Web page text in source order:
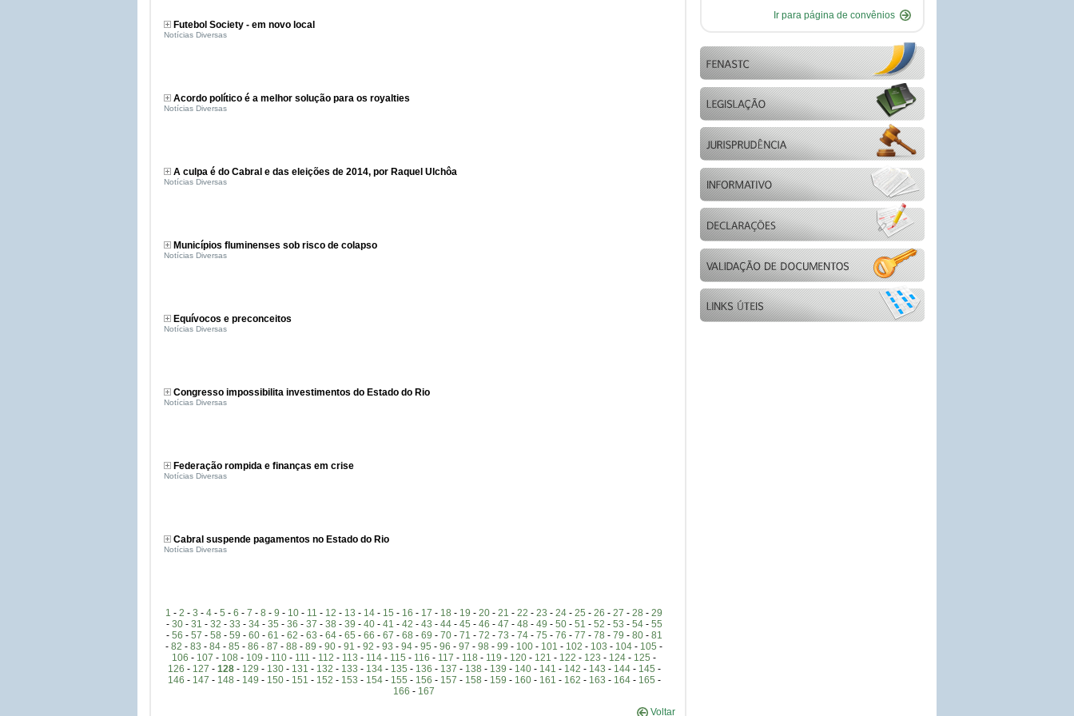
Futebol Society - em novo local
Notícias Diversas
Acordo político é a melhor solução para os royalties
Notícias Diversas
A culpa é do Cabral e das eleições de 2014, por Raquel Ulchôa
Notícias Diversas
Municípios fluminenses sob risco de colapso
Notícias Diversas
Equívocos e preconceitos
Notícias Diversas
Congresso impossibilita investimentos do Estado do Rio
Notícias Diversas
Federação rompida e finanças em crise
Notícias Diversas
Cabral suspende pagamentos no Estado do Rio
Notícias Diversas
1 - 2 - 3 - 4 - 5 - 6 - 7 - 8 - 9 - 10 - 11 - 12 - 13 - 14 - 15 - 16 - 17 - 18 - 19 - 20 - 21 - 22 - 23 - 24 - 25 - 26 - 27 - 28 - 29
- 30- 31 - 32 - 33 - 34- 35 - 36 - 37 - 38 - 39 - 40- 41 - 42 - 43 - 44- 45 - 46 - 47 - 48 - 49 - 50- 51 - 52 - 53 - 54- 55
- 56 - 57 - 58 - 59 - 60- 61 - 62 - 63 - 64- 65 - 66 - 67 - 68 - 69 - 70- 71 - 72 - 73 - 74- 75 - 76 - 77 - 78 - 79 - 80- 81
- 82 - 83 - 84 - 85 - 86 - 87 - 88 - 89 - 90 - 91 - 92 - 93 - 94 - 95 - 96 - 97 - 98 - 99 - 100 - 101 - 102 - 103 - 104 - 105 -
106 - 107 - 108 - 109 - 110 - 111 - 112 - 113 - 114 - 115 - 116 - 117 - 118 - 119 - 120 - 121 - 122 - 123 - 124 - 125 -
126 - 127 - 128- 129 - 130- 131 - 132 - 133 - 134- 135 - 136 - 137 - 138 - 139 - 140- 141 - 142 - 143 - 144- 145 -
146 - 147 - 148 - 149 - 150- 151 - 152 - 153 - 154- 155 - 156 - 157 - 158 - 159 - 160- 161 - 162 - 163 - 164- 165 -
166 - 167
Voltar
Ir para página de convênios